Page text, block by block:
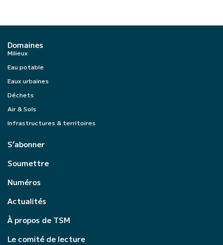
Domaines
Milieux
Eau potable
Eaux urbaines
Déchets
Air & Sols
Infrastructures & territoires
S’abonner
Soumettre
Numéros
Actualités
À propos de TSM
Le comité de lecture